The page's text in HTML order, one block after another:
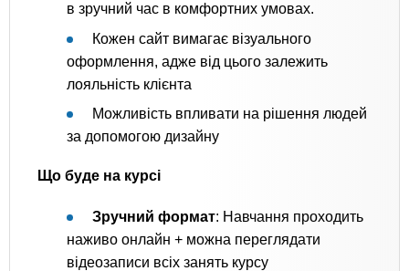
в зручний час в комфортних умовах.
Кожен сайт вимагає візуального
оформлення, адже від цього залежить
лояльність клієнта
Можливість впливати на рішення людей
за допомогою дизайну
Що буде на курсі
Зручний формат: Навчання проходить
наживо онлайн + можна переглядати
відеозаписи всіх занять курсу